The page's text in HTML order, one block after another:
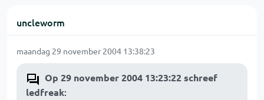
uncleworm
maandag 29 november 2004 13:38:23
Op 29 november 2004 13:23:22 schreef
ledfreak: